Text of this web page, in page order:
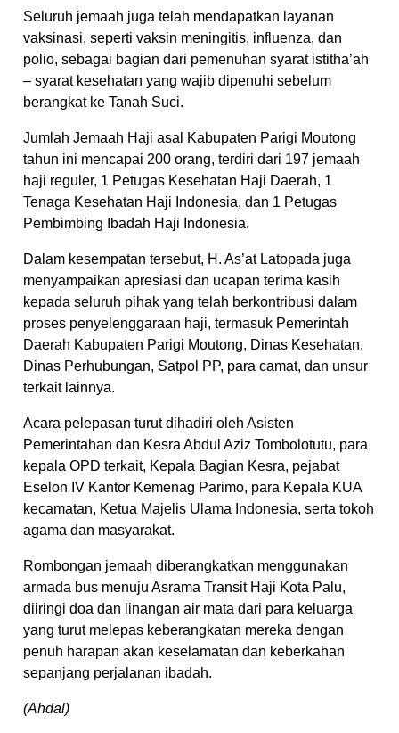
Seluruh jemaah juga telah mendapatkan layanan
vaksinasi, seperti vaksin meningitis, influenza, dan
polio, sebagai bagian dari pemenuhan syarat istitha’ah
– syarat kesehatan yang wajib dipenuhi sebelum
berangkat ke Tanah Suci.
Jumlah Jemaah Haji asal Kabupaten Parigi Moutong
tahun ini mencapai 200 orang, terdiri dari 197 jemaah
haji reguler, 1 Petugas Kesehatan Haji Daerah, 1
Tenaga Kesehatan Haji Indonesia, dan 1 Petugas
Pembimbing Ibadah Haji Indonesia.
Dalam kesempatan tersebut, H. As’at Latopada juga
menyampaikan apresiasi dan ucapan terima kasih
kepada seluruh pihak yang telah berkontribusi dalam
proses penyelenggaraan haji, termasuk Pemerintah
Daerah Kabupaten Parigi Moutong, Dinas Kesehatan,
Dinas Perhubungan, Satpol PP, para camat, dan unsur
terkait lainnya.
Acara pelepasan turut dihadiri oleh Asisten
Pemerintahan dan Kesra Abdul Aziz Tombolotutu, para
kepala OPD terkait, Kepala Bagian Kesra, pejabat
Eselon IV Kantor Kemenag Parimo, para Kepala KUA
kecamatan, Ketua Majelis Ulama Indonesia, serta tokoh
agama dan masyarakat.
Rombongan jemaah diberangkatkan menggunakan
armada bus menuju Asrama Transit Haji Kota Palu,
diiringi doa dan linangan air mata dari para keluarga
yang turut melepas keberangkatan mereka dengan
penuh harapan akan keselamatan dan keberkahan
sepanjang perjalanan ibadah.
(Ahdal)